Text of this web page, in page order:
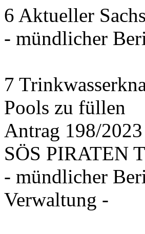
6 Aktueller
- mündlicher
7
Pools zu füllen
Antrag 198/
SÖS PIRATEN
- mündlicher
Verwaltung -